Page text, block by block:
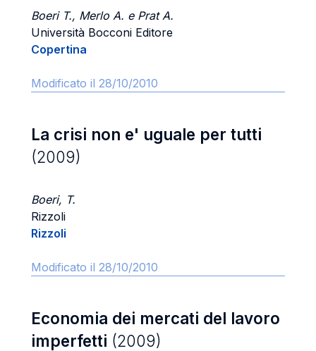
Boeri T., Merlo A. e Prat A.
Università Bocconi Editore
Copertina
Modificato il 28/10/2010
La crisi non e' uguale per tutti
(2009)
Boeri, T.
Rizzoli
Rizzoli
Modificato il 28/10/2010
Economia dei mercati del lavoro
imperfetti (2009)